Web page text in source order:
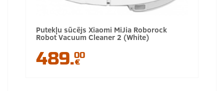
Putekļu sūcējs Xiaomi MiJia Roborock
Robot Vacuum Cleaner 2 (White)
489.00
€